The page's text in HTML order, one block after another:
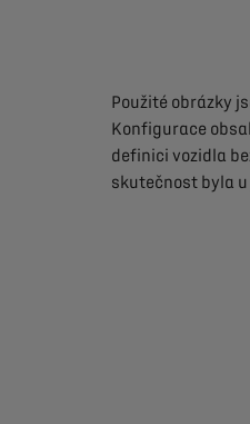
Použité obrázky
Konfigurace
definici vozidla
skutečnost byla u